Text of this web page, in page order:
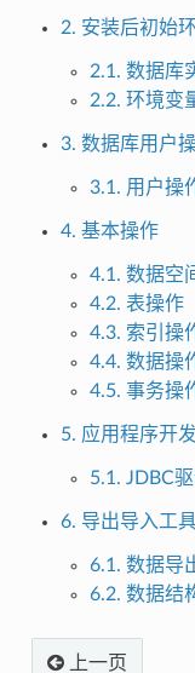
2. 安装后初始
2.1. 数据库
2.2. 环境变
3. 数据库用户
3.1. 用户操
4. 基本操作
4.1. 数据空
4.2. 表操作
4.3. 索引操
4.4. 数据操
4.5. 事务操
5. 应用程序开发
5.1. JDBC
6. 导出导入工
6.1. 数据导
6.2. 数据结
上一页